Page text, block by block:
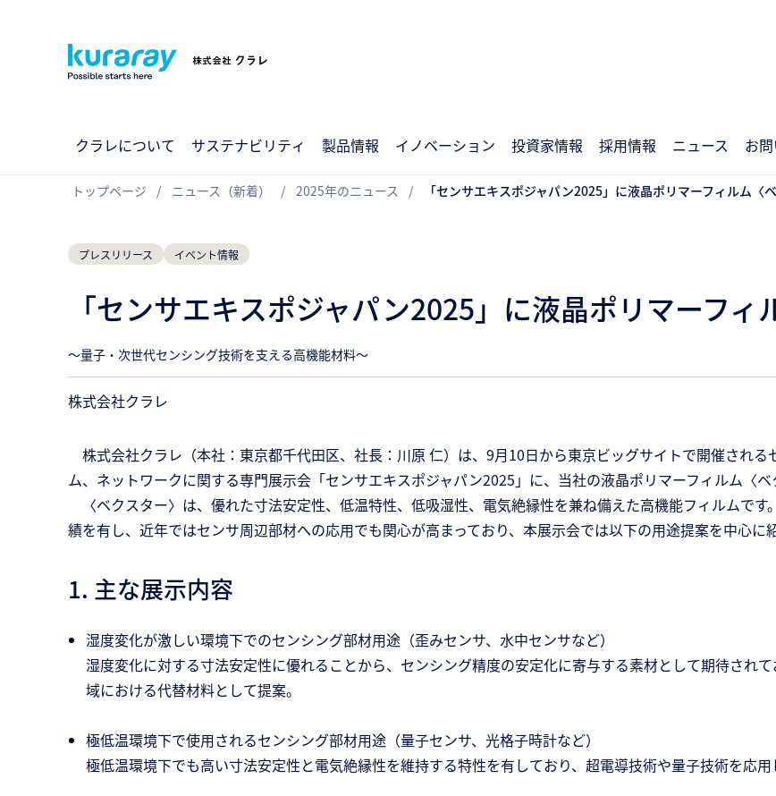
クラレについて サステナビリティ 製品情報 イノベーション 投資家情報 採用情報 ニュース お
トップページ ニュース（新着） 2025年のニュース 「センサエキスポジャパン2025」に液晶ポリマーフィルム〈
プレスリリース イベント情報
「センサエキスポジャパン2025」に液晶ポリマーフ
～量子・次世代センシング技術を支える高機能材料～
株式会社クラレ
株式会社クラレ（本社：東京都千代田区、社長：川原 仁）は、9月10日から東京ビッグサイトで開催され
ム、ネットワークに関する専門展示会「センサエキスポジャパン2025」に、当社の液晶ポリマーフィルム〈ベ
〈ベクスター〉は、優れた寸法安定性、低温特性、低吸湿性、電気絶縁性を兼ね備えた高機能フィルムで
績を有し、近年ではセンサ周辺部材への応用でも関心が高まっており、本展示会では以下の用途提案を中心に
1. 主な展示内容
湿度変化が激しい環境下でのセンシング部材用途（歪みセンサ、水中センサなど）
湿度変化に対する寸法安定性に優れることから、センシング精度の安定化に寄与する素材として期待され
域における代替材料として提案。
極低温環境下で使用されるセンシング部材用途（量子センサ、光格子時計など）
極低温環境下でも高い寸法安定性と電気絶縁性を維持する特性を有しており、超電導技術や量子技術を応用